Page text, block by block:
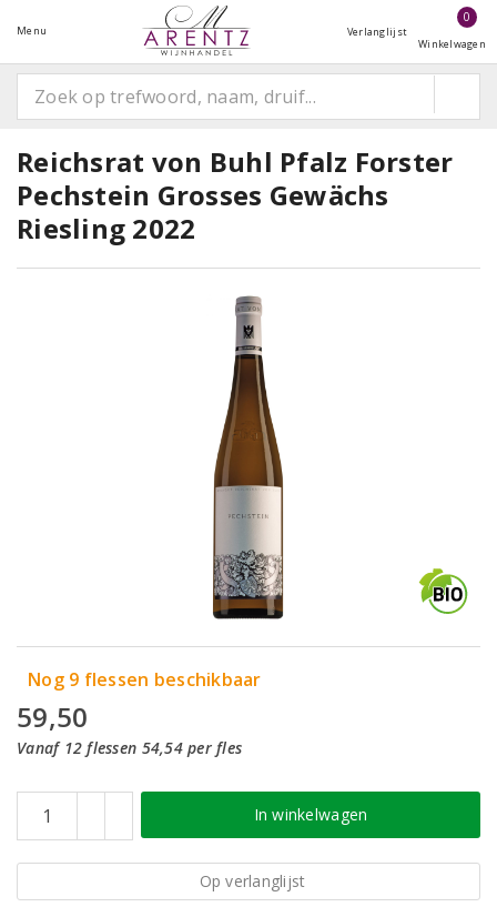
Menu Verlanglijst
0
Winkelwagen
Reichsrat von Buhl Pfalz Forster
Pechstein Grosses Gewächs
Riesling 2022
Nog 9 flessen beschikbaar
59,50
Vanaf 12 flessen 54,54 per fles
In winkelwagen
Op verlanglijst